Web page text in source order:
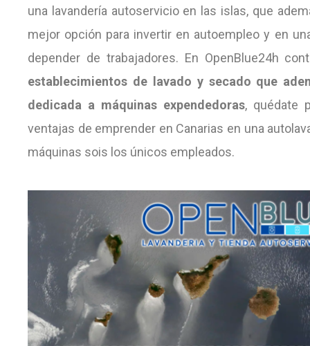
una lavandería autoservicio en las islas, que
mejor opción para invertir en autoempleo y en
depender de trabajadores. En OpenBlue24h
establecimientos de lavado y secado que
dedicada a máquinas expendedoras, quédate
ventajas de emprender en Canarias en una
máquinas sois los únicos empleados.